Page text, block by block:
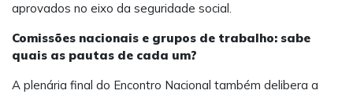
aprovados no eixo da seguridade social.
Comissões nacionais e grupos de trabalho: sabe
quais as pautas de cada um?
A plenária final do Encontro Nacional também delibera a